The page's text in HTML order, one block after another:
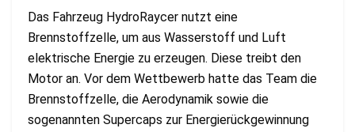
Das Fahrzeug HydroRaycer nutzt eine
Brennstoffzelle, um aus Wasserstoff und Luft
elektrische Energie zu erzeugen. Diese treibt den
Motor an. Vor dem Wettbewerb hatte das Team die
Brennstoffzelle, die Aerodynamik sowie die
sogenannten Supercaps zur Energierückgewinnung